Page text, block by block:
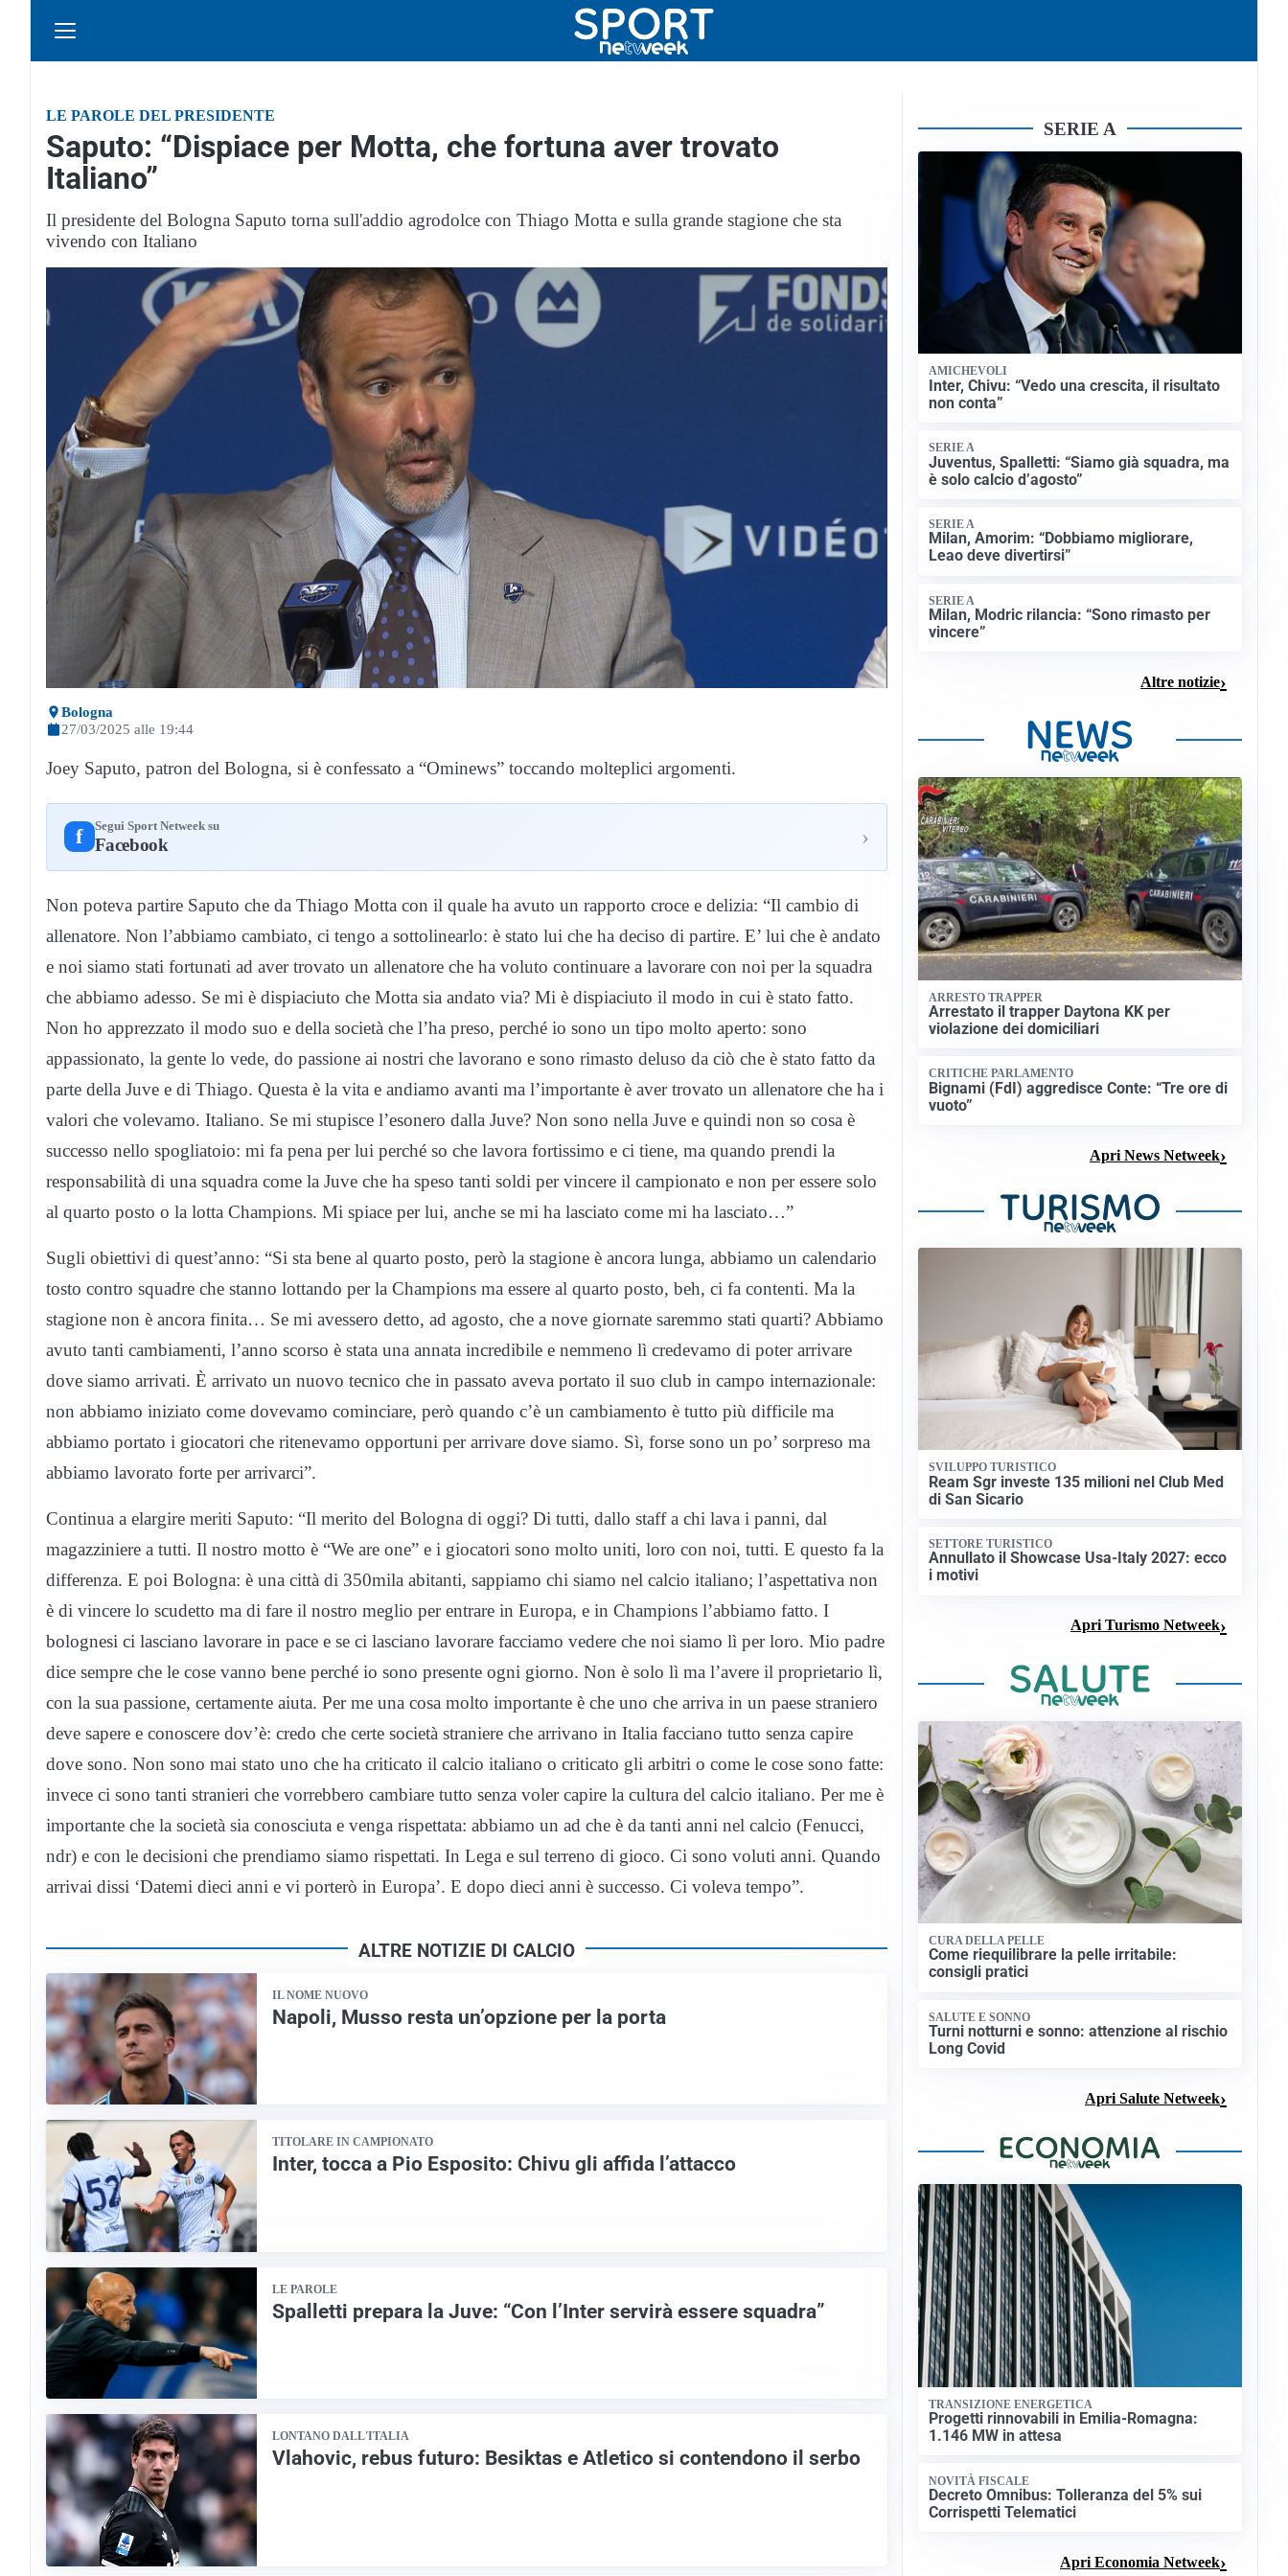
LE PAROLE DEL PRESIDENTE
Saputo: “Dispiace per Motta, che fortuna aver trovato
Italiano”
Il presidente del Bologna Saputo torna sull'addio agrodolce con Thiago Motta e sulla grande stagione che sta
vivendo con Italiano
Bologna
27/03/2025 alle 19:44
Joey Saputo, patron del Bologna, si è confessato a “Ominews” toccando molteplici argomenti.
f Segui Sport Netweek su
Facebook ›
Non poteva partire Saputo che da Thiago Motta con il quale ha avuto un rapporto croce e delizia: “Il cambio di
allenatore. Non l’abbiamo cambiato, ci tengo a sottolinearlo: è stato lui che ha deciso di partire. E’ lui che è andato
e noi siamo stati fortunati ad aver trovato un allenatore che ha voluto continuare a lavorare con noi per la squadra
che abbiamo adesso. Se mi è dispiaciuto che Motta sia andato via? Mi è dispiaciuto il modo in cui è stato fatto.
Non ho apprezzato il modo suo e della società che l’ha preso, perché io sono un tipo molto aperto: sono
appassionato, la gente lo vede, do passione ai nostri che lavorano e sono rimasto deluso da ciò che è stato fatto da
parte della Juve e di Thiago. Questa è la vita e andiamo avanti ma l’importante è aver trovato un allenatore che ha i
valori che volevamo. Italiano. Se mi stupisce l’esonero dalla Juve? Non sono nella Juve e quindi non so cosa è
successo nello spogliatoio: mi fa pena per lui perché so che lavora fortissimo e ci tiene, ma quando prendi la
responsabilità di una squadra come la Juve che ha speso tanti soldi per vincere il campionato e non per essere solo
al quarto posto o la lotta Champions. Mi spiace per lui, anche se mi ha lasciato come mi ha lasciato…”
Sugli obiettivi di quest’anno: “Si sta bene al quarto posto, però la stagione è ancora lunga, abbiamo un calendario
tosto contro squadre che stanno lottando per la Champions ma essere al quarto posto, beh, ci fa contenti. Ma la
stagione non è ancora finita… Se mi avessero detto, ad agosto, che a nove giornate saremmo stati quarti? Abbiamo
avuto tanti cambiamenti, l’anno scorso è stata una annata incredibile e nemmeno lì credevamo di poter arrivare
dove siamo arrivati. È arrivato un nuovo tecnico che in passato aveva portato il suo club in campo internazionale:
non abbiamo iniziato come dovevamo cominciare, però quando c’è un cambiamento è tutto più difficile ma
abbiamo portato i giocatori che ritenevamo opportuni per arrivare dove siamo. Sì, forse sono un po’ sorpreso ma
abbiamo lavorato forte per arrivarci”.
Continua a elargire meriti Saputo: “Il merito del Bologna di oggi? Di tutti, dallo staff a chi lava i panni, dal
magazziniere a tutti. Il nostro motto è “We are one” e i giocatori sono molto uniti, loro con noi, tutti. E questo fa la
differenza. E poi Bologna: è una città di 350mila abitanti, sappiamo chi siamo nel calcio italiano; l’aspettativa non
è di vincere lo scudetto ma di fare il nostro meglio per entrare in Europa, e in Champions l’abbiamo fatto. I
bolognesi ci lasciano lavorare in pace e se ci lasciano lavorare facciamo vedere che noi siamo lì per loro. Mio padre
dice sempre che le cose vanno bene perché io sono presente ogni giorno. Non è solo lì ma l’avere il proprietario lì,
con la sua passione, certamente aiuta. Per me una cosa molto importante è che uno che arriva in un paese straniero
deve sapere e conoscere dov’è: credo che certe società straniere che arrivano in Italia facciano tutto senza capire
dove sono. Non sono mai stato uno che ha criticato il calcio italiano o criticato gli arbitri o come le cose sono fatte:
invece ci sono tanti stranieri che vorrebbero cambiare tutto senza voler capire la cultura del calcio italiano. Per me è
importante che la società sia conosciuta e venga rispettata: abbiamo un ad che è da tanti anni nel calcio (Fenucci,
ndr) e con le decisioni che prendiamo siamo rispettati. In Lega e sul terreno di gioco. Ci sono voluti anni. Quando
arrivai dissi ‘Datemi dieci anni e vi porterò in Europa’. E dopo dieci anni è successo. Ci voleva tempo”.
ALTRE NOTIZIE DI CALCIO
IL NOME NUOVO
Napoli, Musso resta un’opzione per la porta
TITOLARE IN CAMPIONATO
Inter, tocca a Pio Esposito: Chivu gli affida l’attacco
LE PAROLE
Spalletti prepara la Juve: “Con l’Inter servirà essere squadra”
LONTANO DALL'ITALIA
Vlahovic, rebus futuro: Besiktas e Atletico si contendono il serbo
SERIE A
AMICHEVOLI
Inter, Chivu: “Vedo una crescita, il risultato
non conta”
SERIE A
Juventus, Spalletti: “Siamo già squadra, ma
è solo calcio d’agosto”
SERIE A
Milan, Amorim: “Dobbiamo migliorare,
Leao deve divertirsi”
SERIE A
Milan, Modric rilancia: “Sono rimasto per
vincere”
Altre notizie
ARRESTO TRAPPER
Arrestato il trapper Daytona KK per
violazione dei domiciliari
CRITICHE PARLAMENTO
Bignami (FdI) aggredisce Conte: “Tre ore di
vuoto”
Apri News Netweek
SVILUPPO TURISTICO
Ream Sgr investe 135 milioni nel Club Med
di San Sicario
SETTORE TURISTICO
Annullato il Showcase Usa-Italy 2027: ecco
i motivi
Apri Turismo Netweek
CURA DELLA PELLE
Come riequilibrare la pelle irritabile:
consigli pratici
SALUTE E SONNO
Turni notturni e sonno: attenzione al rischio
Long Covid
Apri Salute Netweek
TRANSIZIONE ENERGETICA
Progetti rinnovabili in Emilia-Romagna:
1.146 MW in attesa
NOVITÀ FISCALE
Decreto Omnibus: Tolleranza del 5% sui
Corrispetti Telematici
Apri Economia Netweek